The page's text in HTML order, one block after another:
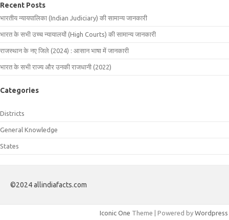
Recent Posts
भारतीय न्यायपालिका (Indian Judiciary) की सामान्य जानकारी
भारत के सभी उच्च न्यायालयों (High Courts) की सामान्य जानकारी
राजस्थान के नए जिले (2024) : आसान भाषा में जानकारी
भारत के सभी राज्य और उनकी राजधानी (2022)
Categories
Districts
General Knowledge
States
©2024 allindiafacts.com
Iconic One Theme | Powered by Wordpress